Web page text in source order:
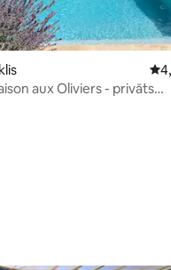
no 5, atsauksmju
aux Oliviers - privāts